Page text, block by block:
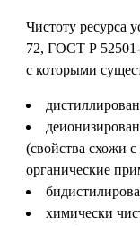
Чистоту ресурса
72, ГОСТ Р
с которыми
(свойства схожи
органические
химически